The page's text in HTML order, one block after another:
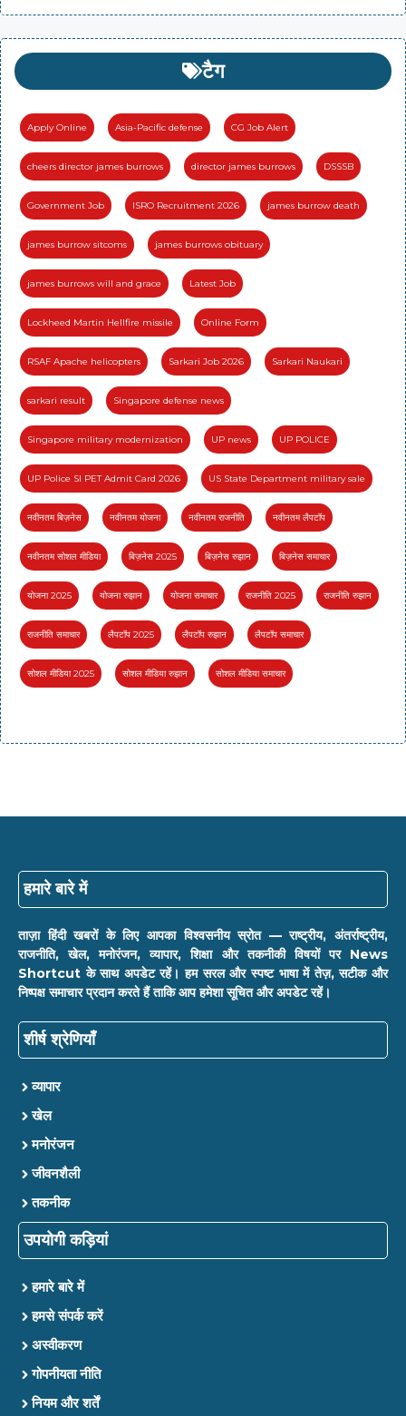
टैग
Apply Online Asia-Pacific defense CG Job Alert
cheers director james burrows director james burrows DSSSB
Government Job ISRO Recruitment 2026 james burrow death
james burrow sitcoms james burrows obituary
james burrows will and grace Latest Job
Lockheed Martin Hellfire missile Online Form
RSAF Apache helicopters Sarkari Job 2026 Sarkari Naukari
sarkari result Singapore defense news
Singapore military modernization UP news UP POLICE
UP Police SI PET Admit Card 2026 US State Department military sale
नवीनतम बिज़नेस नवीनतम योजना नवीनतम राजनीति नवीनतम लैपटॉप
नवीनतम सोशल मीडिया बिज़नेस 2025 बिज़नेस रुझान बिज़नेस समाचार
योजना 2025 योजना रुझान योजना समाचार राजनीति 2025 राजनीति रुझान
राजनीति समाचार लैपटॉप 2025 लैपटॉप रुझान लैपटॉप समाचार
सोशल मीडिया 2025 सोशल मीडिया रुझान सोशल मीडिया समाचार
हमारे बारे में
ताज़ा हिंदी खबरों के लिए आपका विश्वसनीय स्रोत — राष्ट्रीय, अंतर्राष्ट्रीय,
राजनीति, खेल, मनोरंजन, व्यापार, शिक्षा और तकनीकी विषयों पर News
Shortcut के साथ अपडेट रहें। हम सरल और स्पष्ट भाषा में तेज़, सटीक और
निष्पक्ष समाचार प्रदान करते हैं ताकि आप हमेशा सूचित और अपडेट रहें।
शीर्ष श्रेणियाँ
व्यापार
खेल
मनोरंजन
जीवनशैली
तकनीक
उपयोगी कड़ियां
हमारे बारे में
हमसे संपर्क करें
अस्वीकरण
गोपनीयता नीति
नियम और शर्तें